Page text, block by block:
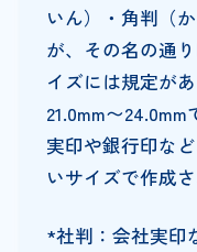
いん）・角判（
が、その名の通
イズには規定が
21.0mm〜
実印や銀行印な
いサイズで作成
*社判：会社実印